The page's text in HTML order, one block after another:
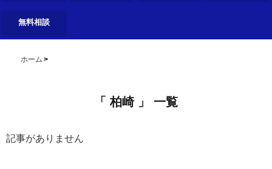
無料相談
ホーム
「 柏崎 」 一覧
記事がありません